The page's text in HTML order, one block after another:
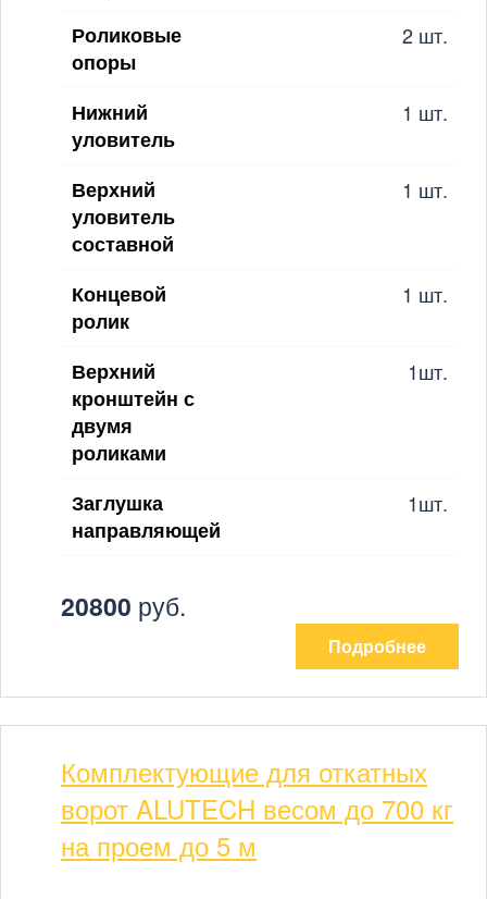
Роликовые
опоры
2 шт.
Нижний
уловитель
1 шт.
Верхний
уловитель
составной
1 шт.
Концевой
ролик
1 шт.
Верхний
кронштейн с
двумя
роликами
1шт.
Заглушка
направляющей
1шт.
20800 руб.
Подробнее
Комплектующие для откатных
ворот ALUTECH весом до 700 кг
на проем до 5 м